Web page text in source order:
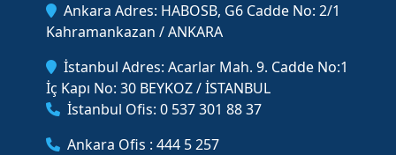
Ankara Adres: HABOSB, G6 Cadde No: 2/1
Kahramankazan / ANKARA
İstanbul Adres: Acarlar Mah. 9. Cadde No:1
İç Kapı No: 30 BEYKOZ / İSTANBUL
İstanbul Ofis: 0 537 301 88 37
Ankara Ofis : 444 5 257